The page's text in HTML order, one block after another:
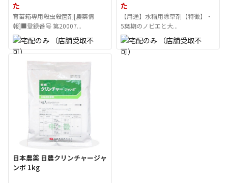
た
育苗箱専用殺虫殺菌剤[農薬情
報]■登録番号 第20007...
た
【用途】水稲用除草剤【特徴】・
5葉期のノビエと大...
日本農薬 日農クリンチャージャ
ンボ 1kg